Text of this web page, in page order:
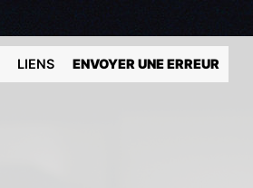
LIENS ENVOYER UNE ERREUR